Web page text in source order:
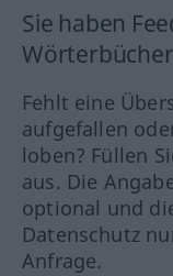
Sie haben
Fehlt eine
aufgefallen
loben? Füllen
aus. Die
optional und
Datenschutz
Anfrage.